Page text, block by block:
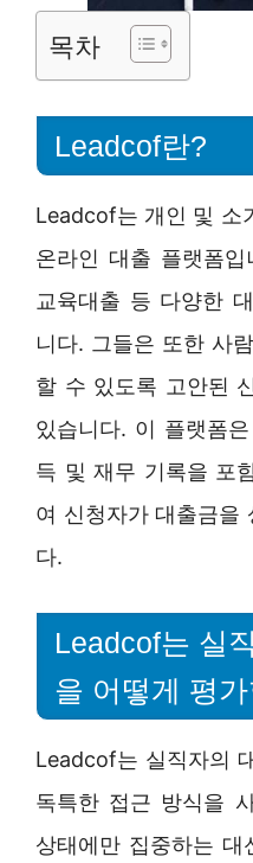
목차
Leadcof란?
Leadcof는 개인 및 소
온라인 대출 플랫폼
교육대출 등 다양한
니다. 그들은 또한 사
할 수 있도록 고안된
있습니다. 이 플랫폼
득 및 재무 기록을 포
여 신청자가 대출금을
다.
Leadcof는 실
을 어떻게 평
Leadcof는 실직자의
독특한 접근 방식을
상태에만 집중하는